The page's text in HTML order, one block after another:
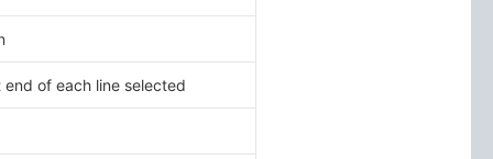
end of each line selected